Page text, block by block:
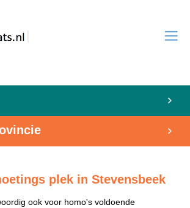
plek in Stevensbeek
ook voor homo's voldoende